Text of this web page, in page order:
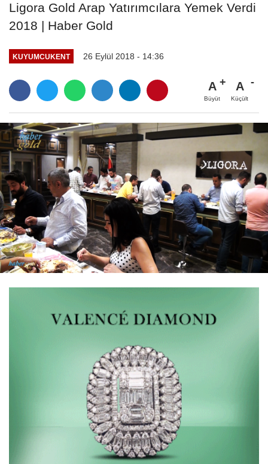
Ligora Gold Arap Yatırımcılara Yemek Verdi
2018 | Haber Gold
KUYUMCUKENT 26 Eylül 2018 - 14:36
A
Büyüt
A
Küçült